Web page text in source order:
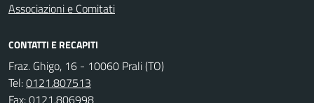
Associazioni e Comitati
CONTATTI E RECAPITI
Fraz. Ghigo, 16 - 10060 Prali (TO)
Tel:0121.807513
Fax:0121.806998